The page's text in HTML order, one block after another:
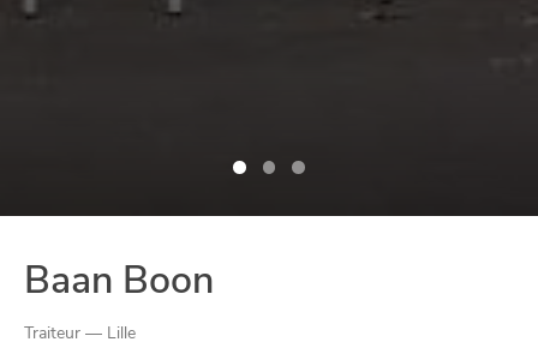
Baan Boon
Traiteur — Lille